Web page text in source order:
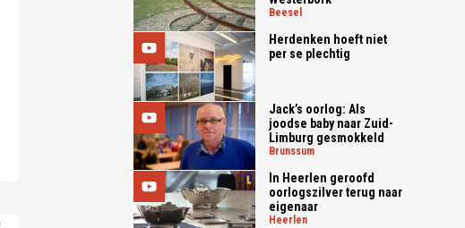
beesel
Herdenken hoeft niet
per se plechtig
Jack’s oorlog: Als
joodse baby naar Zuid-
Limburg gesmokkeld
brunssum
In Heerlen geroofd
oorlogszilver terug naar
eigenaar
heerlen